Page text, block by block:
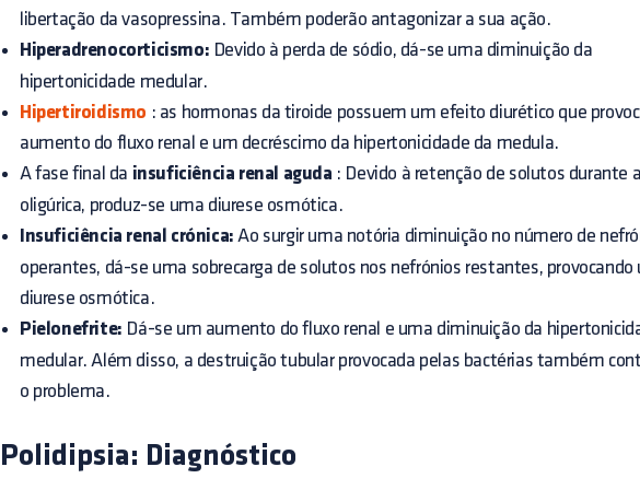
libertação da vasopressina. Também poderão antagonizar a sua ação.
Hiperadrenocorticismo: Devido à perda de sódio, dá-se uma diminuição da
hipertonicidade medular.
Hipertiroidismo : as hormonas da tiroide possuem um efeito diurético que
aumento do fluxo renal e um decréscimo da hipertonicidade da medula.
A fase final da insuficiência renal aguda : Devido à retenção de solutos durante
oligúrica, produz-se uma diurese osmótica.
Insuficiência renal crónica: Ao surgir uma notória diminuição no número de
operantes, dá-se uma sobrecarga de solutos nos nefrónios restantes, provocando
diurese osmótica.
Pielonefrite: Dá-se um aumento do fluxo renal e uma diminuição da
medular. Além disso, a destruição tubular provocada pelas bactérias também
o problema.
Polidipsia: Diagnóstico